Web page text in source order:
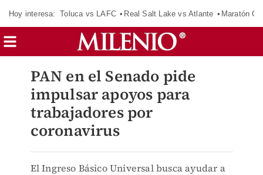
Hoy interesa: Toluca vs LAFC Real Salt Lake vs Atlante Maratón
PAN en el Senado pide
impulsar apoyos para
trabajadores por
coronavirus
El Ingreso Básico Universal busca ayudar a